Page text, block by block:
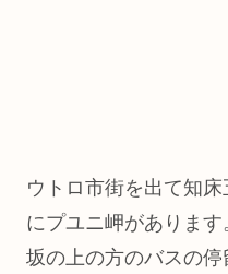
ウトロ市街を出て知
にプユニ岬があります
坂の上の方のバスの